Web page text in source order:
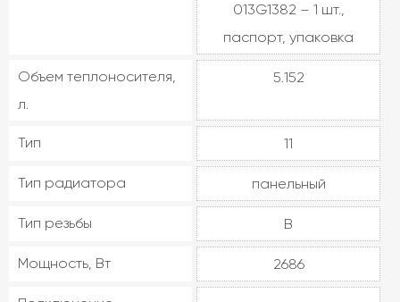
013G1382 – 1 шт.,
паспорт, упаковка
Объем теплоносителя,
л.
5.152
Тип 11
Тип радиатора панельный
Тип резьбы В
Мощность, Вт 2686